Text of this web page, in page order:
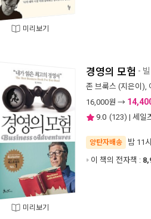
미리보기
미리보기
경영의 모험 -
존 브룩스 (지은이),
16,000원 →
9.0 (123) | 세일
양탄자배송 밤 11시
이 책의 전자책 :